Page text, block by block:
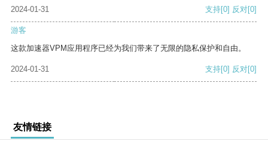
2024-01-31 支持[0] 反对[0]
游客
这款加速器VPM应用程序已经为我们带来了无限的隐私保护和自由。
2024-01-31 支持[0] 反对[0]
友情链接